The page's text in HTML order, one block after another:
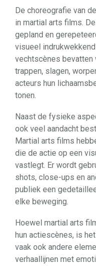
De choreografie van
in martial arts films.
gepland en
visueel
vechtscènes bevatten
trappen, slagen,
acteurs hun
tonen.
Naast de fysieke
ook veel aandacht
Martial arts films
die de actie op een
vastlegt. Er wordt
shots, close-ups en
publiek een
elke beweging.
Hoewel martial arts
hun actiescènes, is
vaak ook andere
verhaallijnen met